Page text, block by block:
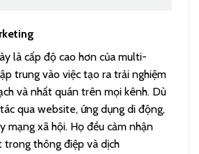
là cấp độ cao hơn của multi-
trung vào việc tạo ra trải nghiệm
và nhất quán trên mọi kênh. Dù
qua website, ứng dụng di động,
mạng xã hội. Họ đều cảm nhận
trong thông điệp và dịch